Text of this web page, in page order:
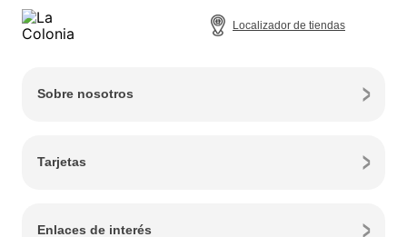
Localizador de tiendas
Sobre nosotros
Tarjetas
Enlaces de interés